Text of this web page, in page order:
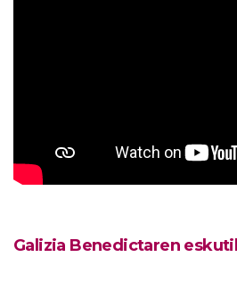
Galizia Benedictaren